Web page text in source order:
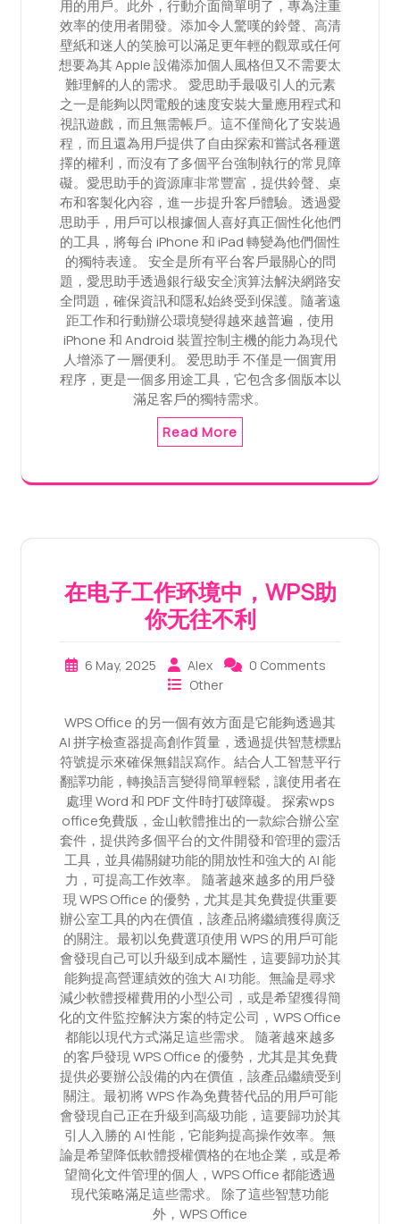
用的用戶。此外，行動介面簡單明了，專為注重
效率的使用者開發。添加令人驚嘆的鈴聲、高清
壁紙和迷人的笑臉可以滿足更年輕的觀眾或任何
想要為其 Apple 設備添加個人風格但又不需要太
難理解的人的需求。 愛思助手最吸引人的元素
之一是能夠以閃電般的速度安裝大量應用程式和
視訊遊戲，而且無需帳戶。這不僅簡化了安裝過
程，而且還為用戶提供了自由探索和嘗試各種選
擇的權利，而沒有了多個平台強制執行的常見障
礙。愛思助手的資源庫非常豐富，提供鈴聲、桌
布和客製化內容，進一步提升客戶體驗。透過愛
思助手，用戶可以根據個人喜好真正個性化他們
的工具，將每台 iPhone 和 iPad 轉變為他們個性
的獨特表達。 安全是所有平台客戶最關心的問
題，愛思助手透過銀行級安全演算法解決網路安
全問題，確保資訊和隱私始終受到保護。隨著遠
距工作和行動辦公環境變得越來越普遍，使用
iPhone 和 Android 裝置控制主機的能力為現代
人增添了一層便利。 爱思助手 不僅是一個實用
程序，更是一個多用途工具，它包含多個版本以
滿足客戶的獨特需求。
Read More
在电子工作环境中，WPS助
你无往不利
6 May, 2025 Alex
0 Comments
Other
WPS Office 的另一個有效方面是它能夠透過其
AI 拼字檢查器提高創作質量，透過提供智慧標點
符號提示來確保無錯誤寫作。結合人工智慧平行
翻譯功能，轉換語言變得簡單輕鬆，讓使用者在
處理 Word 和 PDF 文件時打破障礙。 探索wps
office免費版，金山軟體推出的一款綜合辦公室
套件，提供跨多個平台的文件開發和管理的靈活
工具，並具備關鍵功能的開放性和強大的 AI 能
力，可提高工作效率。 隨著越來越多的用戶發
現 WPS Office 的優勢，尤其是其免費提供重要
辦公室工具的內在價值，該產品將繼續獲得廣泛
的關注。最初以免費選項使用 WPS 的用戶可能
會發現自己可以升級到成本屬性，這要歸功於其
能夠提高營運績效的強大 AI 功能。無論是尋求
減少軟體授權費用的小型公司，或是希望獲得簡
化的文件監控解決方案的特定公司，WPS Office
都能以現代方式滿足這些需求。 隨著越來越多
的客戶發現 WPS Office 的優勢，尤其是其免費
提供必要辦公設備的內在價值，該產品繼續受到
關注。最初將 WPS 作為免費替代品的用戶可能
會發現自己正在升級到高級功能，這要歸功於其
引人入勝的 AI 性能，它能夠提高操作效率。無
論是希望降低軟體授權價格的在地企業，或是希
望簡化文件管理的個人，WPS Office 都能透過
現代策略滿足這些需求。 除了這些智慧功能
外，WPS Office